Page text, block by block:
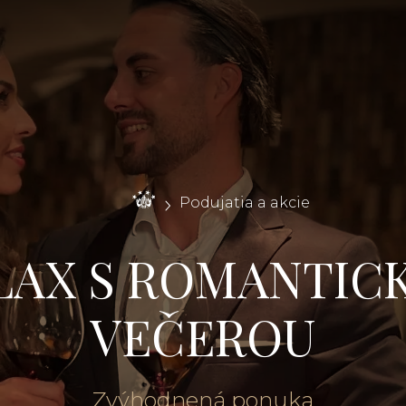
Podujatia a akcie
S
VEČEROU
Zvýhodnená ponuka